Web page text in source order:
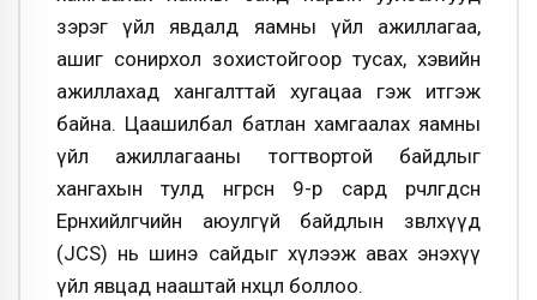
зэрэг үйл явдалд яамны үйл ажиллагаа,
ашиг сонирхол зохистойгоор тусах, хэвийн
ажиллахад хангалттай хугацаа гэж итгэж
байна. Цаашилбал батлан хамгаалах яамны
үйл ажиллагааны тогтвортой байдлыг
хангахын тулд өнгөрсөн 9-р сард өөрчлөгдсөн
Ерөнхийлөгчийн аюулгүй байдлын зөвлөхүүд
(JCS) нь шинэ сайдыг хүлээж авах энэхүү
үйл явцад нааштай нөхцөл боллоо.